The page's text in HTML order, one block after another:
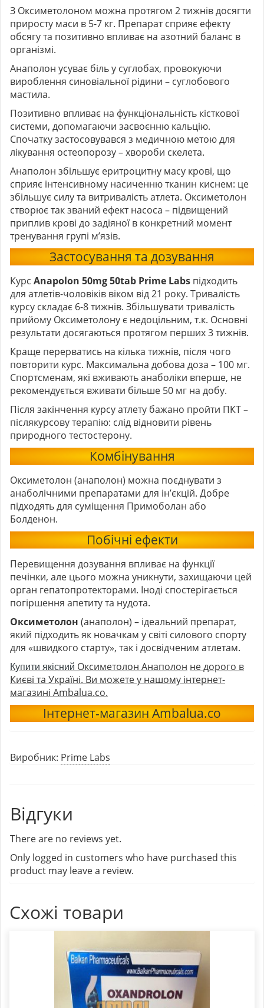
З Оксиметолоном можна протягом 2 тижнів досягти
приросту маси в 5-7 кг. Препарат сприяє ефекту
обсягу та позитивно впливає на азотний баланс в
організмі.
Анаполон усуває біль у суглобах, провокуючи
вироблення синовіальної рідини – суглобового
мастила.
Позитивно впливає на функціональність кісткової
системи, допомагаючи засвоєнню кальцію.
Спочатку застосовувався з медичною метою для
лікування остеопорозу – хвороби скелета.
Анаполон збільшує еритроцитну масу крові, що
сприяє інтенсивному насиченню тканин киснем: це
збільшує силу та витривалість атлета. Оксиметолон
створює так званий ефект насоса – підвищений
приплив крові до задіяної в конкретний момент
тренування групі м’язів.
Застосування та дозування
Курс Anapolon 50mg 50tab Prime Labs підходить
для атлетів-чоловіків віком від 21 року. Тривалість
курсу складає 6-8 тижнів. Збільшувати тривалість
прийому Оксиметолону є недоцільним, т.к. Основні
результати досягаються протягом перших 3 тижнів.
Краще перерватись на кілька тижнів, після чого
повторити курс. Максимальна добова доза – 100 мг.
Спортсменам, які вживають анаболіки вперше, не
рекомендується вживати більше 50 мг на добу.
Після закінчення курсу атлету бажано пройти ПКТ –
післякурсову терапію: слід відновити рівень
природного тестостерону.
Комбінування
Оксиметолон (анаполон) можна поєднувати з
анаболічними препаратами для ін’єкцій. Добре
підходять для суміщення Примоболан або
Болденон.
Побічні ефекти
Перевищення дозування впливає на функції
печінки, але цього можна уникнути, захищаючи цей
орган гепатопротекторами. Іноді спостерігається
погіршення апетиту та нудота.
Оксиметолон (анаполон) – ідеальний препарат,
який підходить як новачкам у світі силового спорту
для «швидкого старту», так і досвідченим атлетам.
Купити якісний Оксиметолон Анаполон не дорого в
Києві та Україні. Ви можете у нашому інтернет-
магазині Ambalua.co.
Інтернет-магазин Ambalua.co
Виробник: Prime Labs
Відгуки
There are no reviews yet.
Only logged in customers who have purchased this
product may leave a review.
Схожі товари